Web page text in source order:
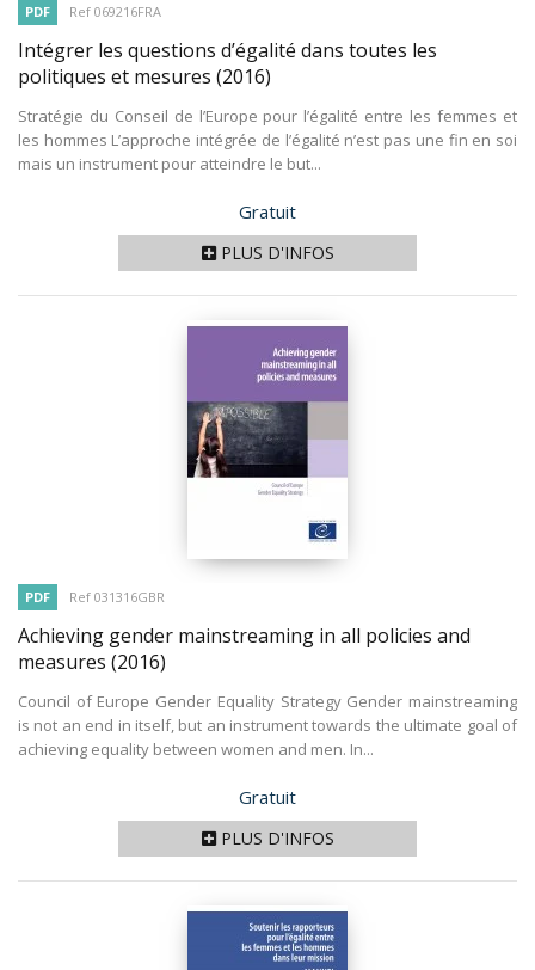
PDF Ref 069216FRA
Intégrer les questions d’égalité dans toutes les
politiques et mesures (2016)
Stratégie du Conseil de l’Europe pour l’égalité entre les femmes et
les hommes L’approche intégrée de l’égalité n’est pas une fin en soi
mais un instrument pour atteindre le but...
Prix
Gratuit
PLUS D'INFOS
PDF Ref 031316GBR
Achieving gender mainstreaming in all policies and
measures (2016)
Council of Europe Gender Equality Strategy Gender mainstreaming
is not an end in itself, but an instrument towards the ultimate goal of
achieving equality between women and men. In...
Prix
Gratuit
PLUS D'INFOS